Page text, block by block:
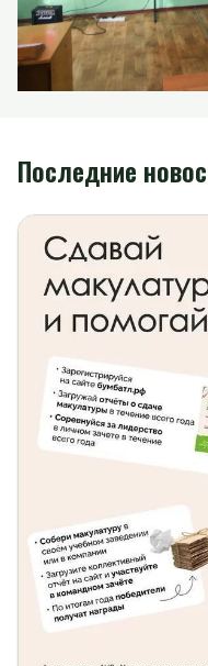
Последние